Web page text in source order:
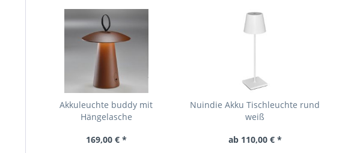
Akkuleuchte buddy mit
Hängelasche
169,00 € *
Nuindie Akku Tischleuchte rund
weiß
ab 110,00 € *